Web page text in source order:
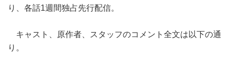
り、各話1週間独占先行配信。
キャスト、原作者、スタッフのコメント全文は以下の通
り。